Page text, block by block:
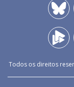
Todos os direitos